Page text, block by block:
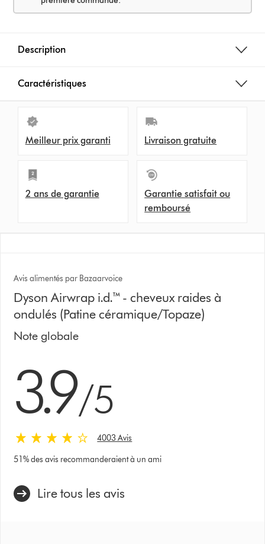
Description
Caractéristiques
Meilleur prix garanti Livraison gratuite
2 ans de garantie
Garantie satisfait ou
remboursé
Avis alimentés par Bazaarvoice
Dyson Airwrap i.d.™ - cheveux raides à
ondulés (Patine céramique/Topaze)
Note globale
3.9/5
4003 Avis
51% des avis recommanderaient à un ami
Lire tous les avis